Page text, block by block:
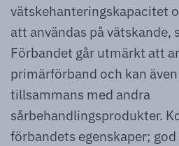
vätskehanteringskapacitet
att användas på vätskande,
Förbandet går utmärkt att
primärförband och kan
tillsammans med andra
sårbehandlingsprodukter.
förbandets egenskaper;